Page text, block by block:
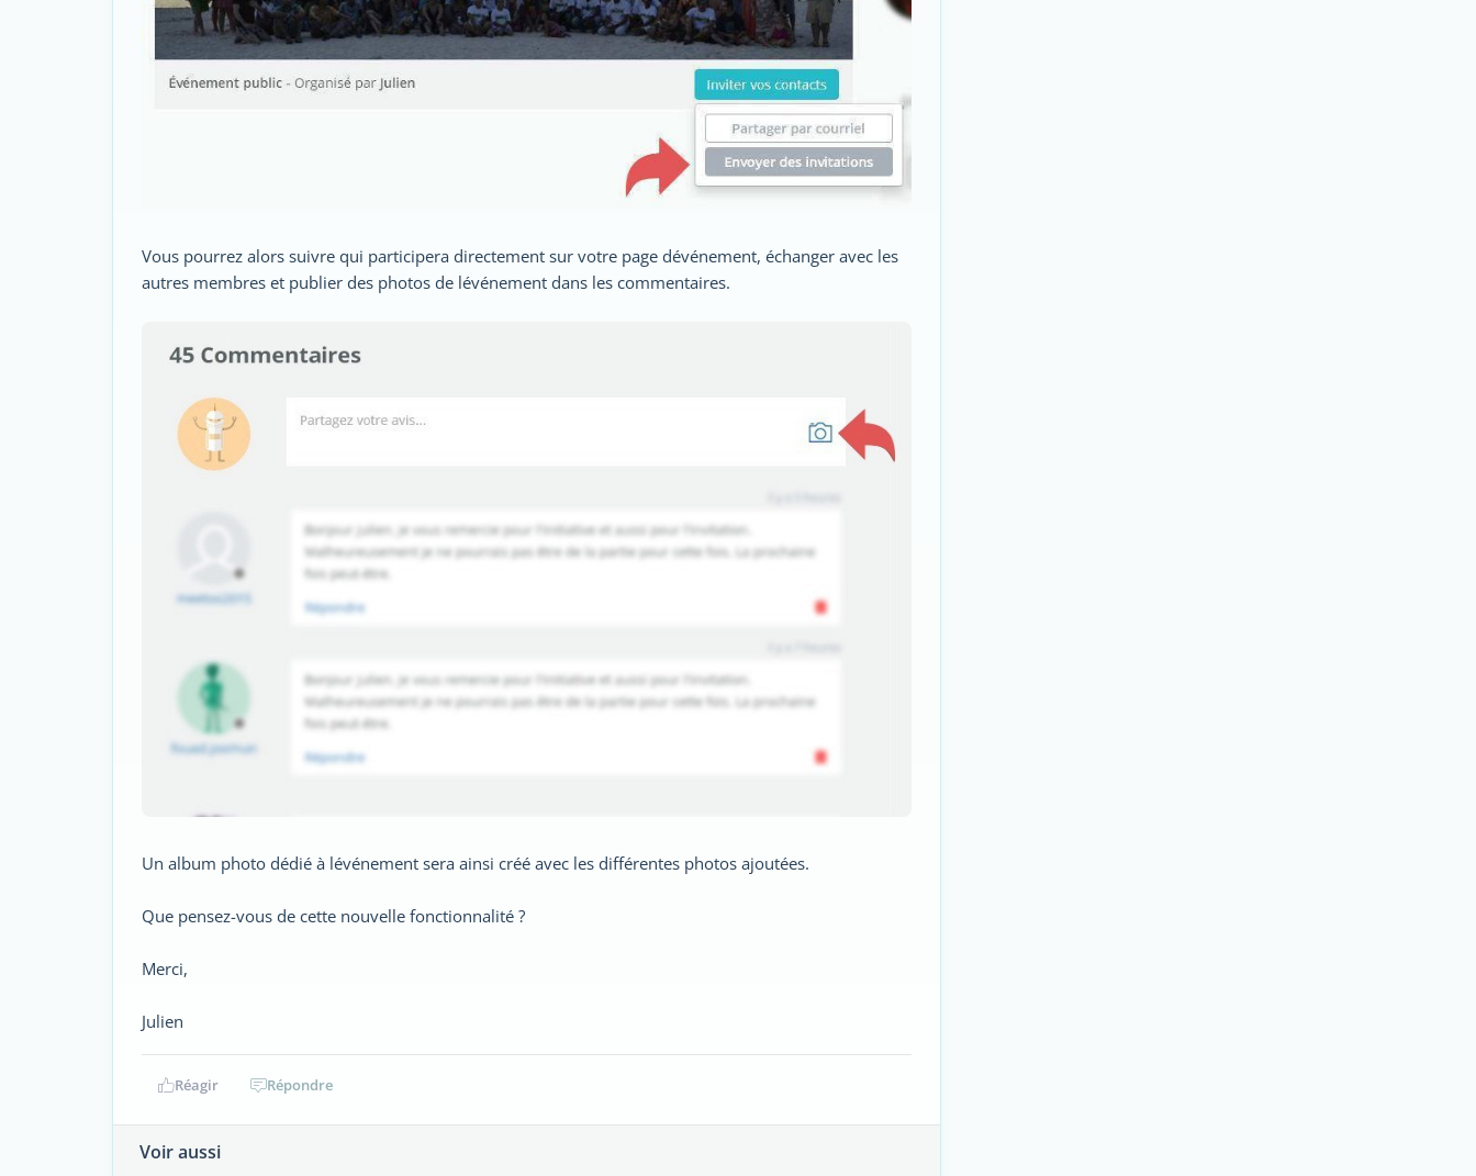
Vous pourrez alors suivre qui participera directement sur votre page dévénement, échanger avec les
autres membres et publier des photos de lévénement dans les commentaires.
Un album photo dédié à lévénement sera ainsi créé avec les différentes photos ajoutées.
Que pensez-vous de cette nouvelle fonctionnalité ?
Merci,
Julien
Réagir Répondre
Voir aussi